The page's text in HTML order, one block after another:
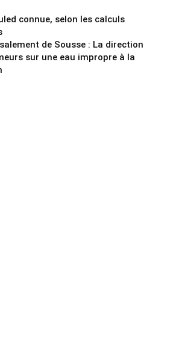
connue, selon les calculs
de Sousse : La direction
sur une eau impropre à la